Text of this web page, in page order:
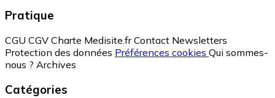
Pratique
CGU CGV Charte Medisite.fr Contact Newsletters
Protection des données Préférences cookies Qui sommes-
nous ? Archives
Catégories